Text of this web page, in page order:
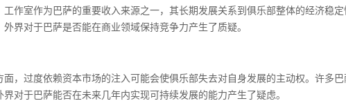
作室作为巴萨的重要收入来源之一，其长期发展关系到俱乐部整体的经济稳
界对于巴萨是否能在商业领域保持竞争力产生了质疑。
，过度依赖资本市场的注入可能会使俱乐部失去对自身发展的主动权。许多
对于巴萨能否在未来几年内实现可持续发展的能力产生了疑虑。